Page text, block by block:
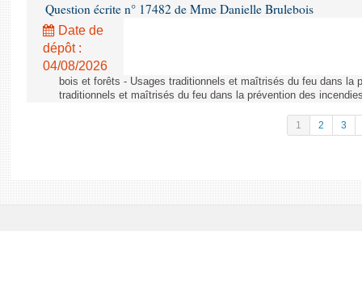
Question écrite n° 17482 de Mme Danielle Brulebois
Date de
dépôt :
04/08/2026
bois et forêts - Usages traditionnels et maîtrisés du feu dans la
traditionnels et maîtrisés du feu dans la prévention des
1 2 3